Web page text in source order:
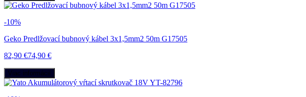
-10%
Geko Predlžovací bubnový kábel 3x1,5mm2 50m G17505
82,90 €74,90 €
Viac informácií